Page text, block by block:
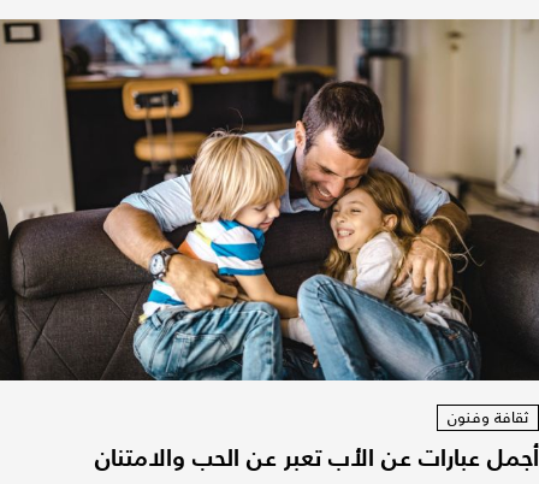
ثقافة وفنون
أجمل عبارات عن الأب تعبر عن الحب والامتنان